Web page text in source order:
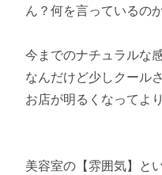
ん？何を言っているの
今までのナチュラルな
なんだけど少しクール
お店が明るくなってよ
美容室の【雰囲気】と